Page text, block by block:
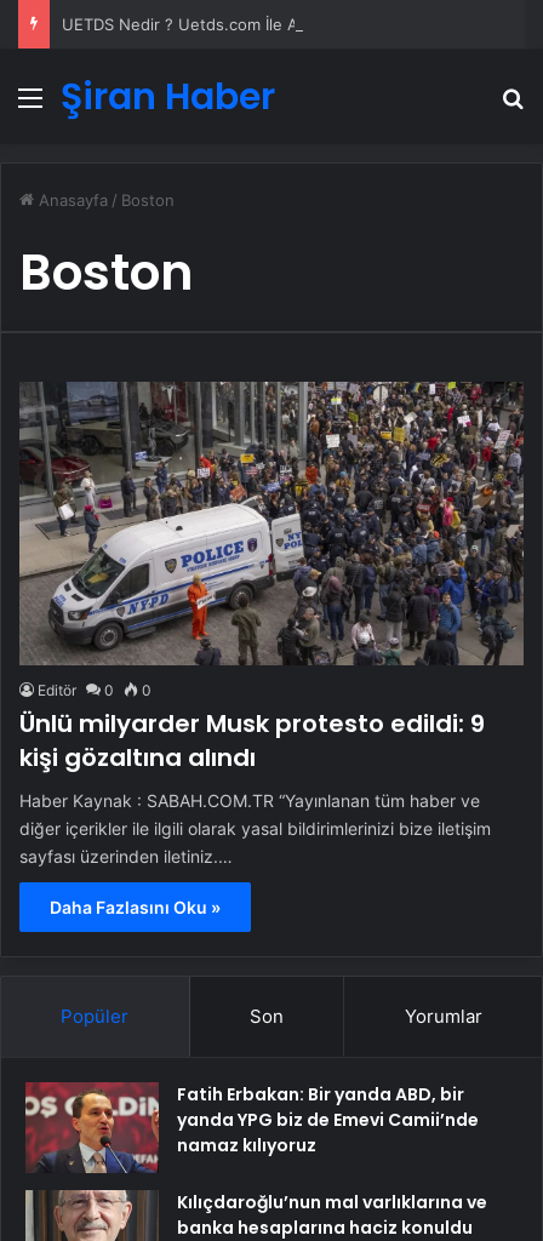
Menü
Şiran Haber
Anasayfa / Boston
Boston
Editör 0 0
Ünlü milyarder Musk protesto edildi: 9
kişi gözaltına alındı
Haber Kaynak : SABAH.COM.TR “Yayınlanan tüm haber ve
diğer içerikler ile ilgili olarak yasal bildirimlerinizi bize iletişim
sayfası üzerinden iletiniz.…
Daha Fazlasını Oku »
Popüler Son Yorumlar
Fatih Erbakan: Bir yanda ABD, bir
yanda YPG biz de Emevi Camii’nde
namaz kılıyoruz
Kılıçdaroğlu’nun mal varlıklarına ve
banka hesaplarına haciz konuldu